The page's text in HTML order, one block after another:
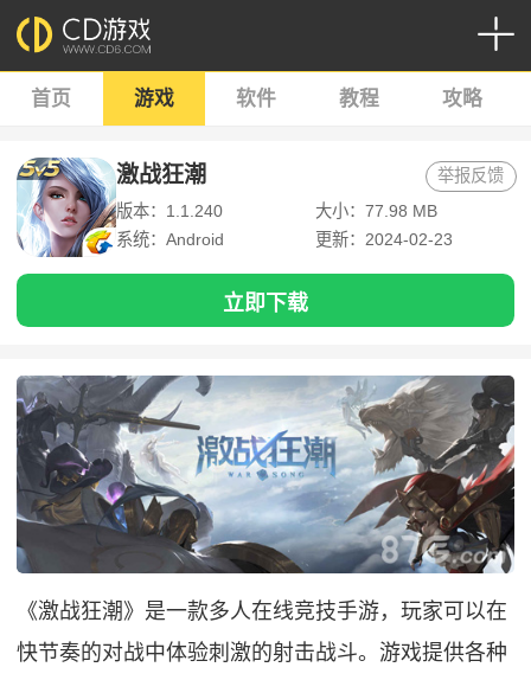
首页 游戏 软件 教程 攻略
激战狂潮
版本：1.1.240
大小：77.98 MB
系统：Android
更新：2024-02-23
举报反馈
立即下载
《激战狂潮》是一款多人在线竞技手游，玩家可以在
快节奏的对战中体验刺激的射击战斗。游戏提供各种